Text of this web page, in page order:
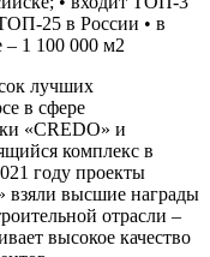
25 в России • в
– 1 100 000 м2
лучших
в сфере
«CREDO» и
комплекс в
году проекты
взяли высшие награды
отрасли –
высокое качество